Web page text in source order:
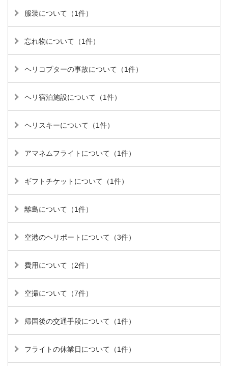
服装について（1件）
忘れ物について（1件）
ヘリコプターの事故について（1件）
ヘリ宿泊施設について（1件）
ヘリスキーについて（1件）
アマネムフライトについて（1件）
ギフトチケットについて（1件）
離島について（1件）
空港のヘリポートについて（3件）
費用について（2件）
空撮について（7件）
帰国後の交通手段について（1件）
フライトの休業日について（1件）